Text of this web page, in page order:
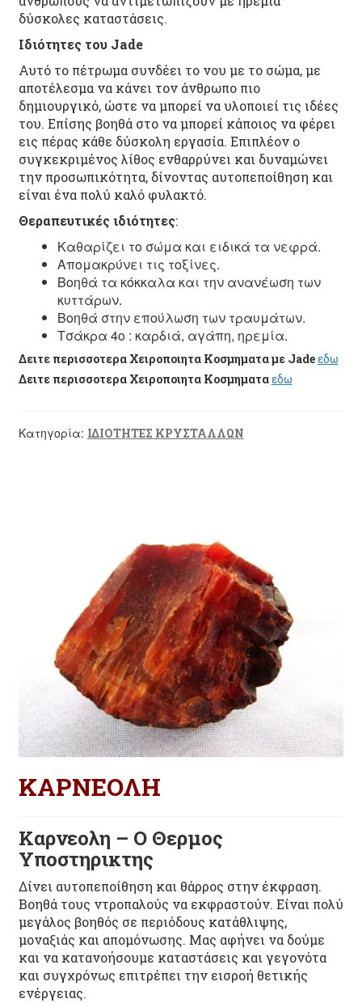
δύσκολες καταστάσεις.
Ιδιότητες του Jade
Αυτό το πέτρωμα συνδέει το νου με το σώμα, με
αποτέλεσμα να κάνει τον άνθρωπο πιο
δημιουργικό, ώστε να μπορεί να υλοποιεί τις ιδέες
του. Επίσης βοηθά στο να μπορεί κάποιος να φέρει
εις πέρας κάθε δύσκολη εργασία. Επιπλέον ο
συγκεκριμένος λίθος ενθαρρύνει και δυναμώνει
την προσωπικότητα, δίνοντας αυτοπεποίθηση και
είναι ένα πολύ καλό φυλακτό.
Θεραπευτικές ιδιότητες:
Καθαρίζει το σώμα και ειδικά τα νεφρά.
Απομακρύνει τις τοξίνες.
Βοηθά τα κόκκαλα και την ανανέωση των
κυττάρων.
Βοηθά στην επούλωση των τραυμάτων.
Τσάκρα 4ο : καρδιά, αγάπη, ηρεμία.
Δειτε περισσοτερα Χειροποιητα Κοσμηματα με Jadeεδω
Δειτε περισσοτερα Χειροποιητα Κοσμηματαεδω
Κατηγορία: ΙΔΙΟΤΗΤΕΣ ΚΡΥΣΤΑΛΛΩΝ
ΚΑΡΝΕΟΛΗ
Καρνεολη – Ο Θερμος
Υποστηρικτης
Δίνει αυτοπεποίθηση και θάρρος στην έκφραση.
Βοηθά τους ντροπαλούς να εκφραστούν. Είναι πολύ
μεγάλος βοηθός σε περιόδους κατάθλιψης,
μοναξιάς και απομόνωσης. Μας αφήνει να δούμε
και να κατανοήσουμε καταστάσεις και γεγονότα
και συγχρόνως επιτρέπει την εισροή θετικής
ενέργειας.